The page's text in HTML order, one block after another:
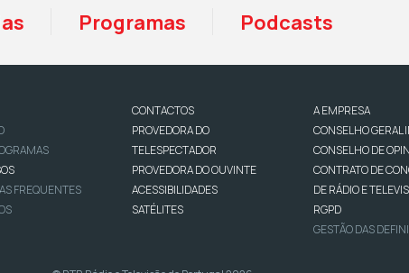
Programas Podcasts
FREQUENTES
CONTACTOS
PROVEDORA DO
TELESPECTADOR
PROVEDORA DO OUVINTE
ACESSIBILIDADES
SATÉLITES
A EMPRESA
CONSELHO GERAL
CONSELHO DE
CONTRATO DE
DE RÁDIO E
RGPD
GESTÃO DAS